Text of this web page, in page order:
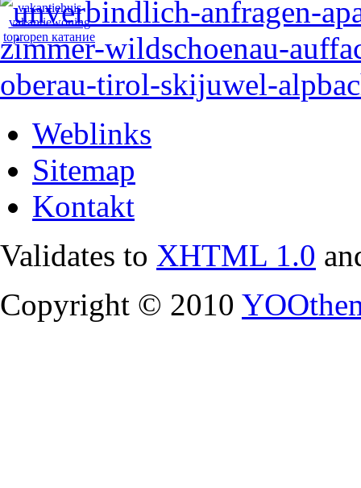
Weblinks
Sitemap
Kontakt
Validates to XHTML 1.0
Copyright © 2010